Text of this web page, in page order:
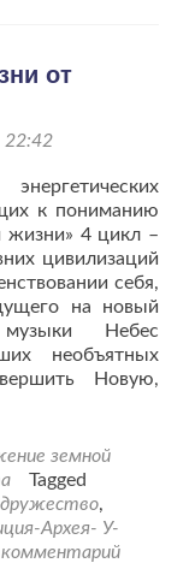
от
к пониманию
жизни» 4 цикл –
цивилизаций
себя,
на новый
Небес
необъятных
Новую,
земной
Tagged
,
Архея- У-